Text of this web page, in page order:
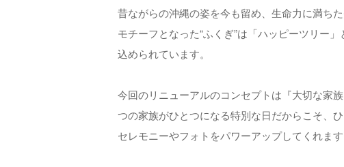
昔ながらの沖縄の姿を今も留め、生命力に満ち
モチーフとなった“ふくぎ”は「ハッピーツリー
込められています。
今回のリニューアルのコンセプトは『大切な家
つの家族がひとつになる特別な日だからこそ、
セレモニーやフォトをパワーアップしてくれます